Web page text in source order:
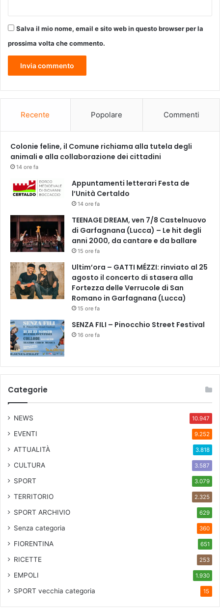
Salva il mio nome, email e sito web in questo browser per la
prossima volta che commento.
Recente Popolare Commenti
Colonie feline, il Comune richiama alla tutela degli
animali e alla collaborazione dei cittadini
14 ore fa
Appuntamenti letterari Festa de
l’Unità Certaldo
14 ore fa
TEENAGE DREAM, ven 7/8 Castelnuovo
di Garfagnana (Lucca) – Le hit degli
anni 2000, da cantare e da ballare
15 ore fa
Ultim’ora – GATTI MÉZZI: rinviato al 25
agosto il concerto di stasera alla
Fortezza delle Verrucole di San
Romano in Garfagnana (Lucca)
15 ore fa
SENZA FILI – Pinocchio Street Festival
16 ore fa
Categorie
NEWS 10.947
EVENTI 9.252
ATTUALITÀ 3.818
CULTURA 3.587
SPORT 3.079
TERRITORIO 2.325
SPORT ARCHIVIO 629
Senza categoria 360
FIORENTINA 651
RICETTE 253
EMPOLI 1.930
SPORT vecchia categoria 15